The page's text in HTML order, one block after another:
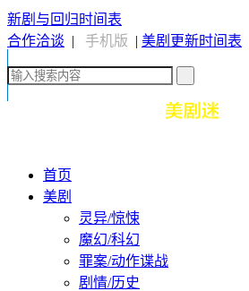
新剧与回归时间表
合作洽谈 | 手机版 | 美剧更新时间表
首页
美剧
灵异/惊悚
魔幻/科幻
罪案/动作谍战
剧情/历史